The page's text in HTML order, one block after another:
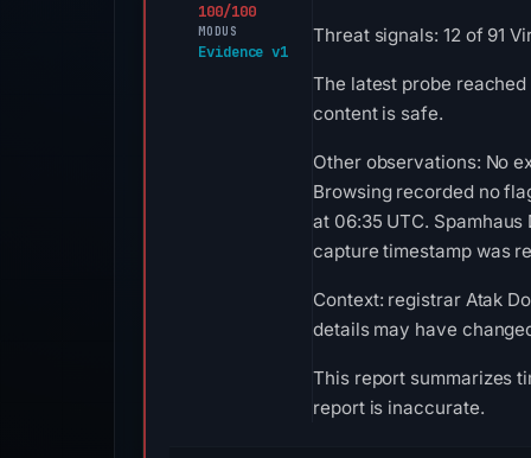
100/100
MODUS
Evidence v1
Threat signals: 12 of 91
The latest probe
content is safe.
Other observations: No
Browsing recorded no
at 06:35 UTC.
capture timestamp was
Context: registrar Atak
details may have
This report summarizes
report is inaccurate.